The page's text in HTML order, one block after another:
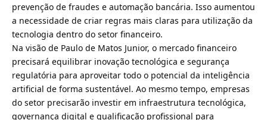
prevenção de fraudes e automação bancária. Isso aumentou
a necessidade de criar regras mais claras para utilização da
tecnologia dentro do setor financeiro.
Na visão de Paulo de Matos Junior, o mercado financeiro
precisará equilibrar inovação tecnológica e segurança
regulatória para aproveitar todo o potencial da inteligência
artificial de forma sustentável. Ao mesmo tempo, empresas
do setor precisarão investir em infraestrutura tecnológica,
governança digital e qualificação profissional para